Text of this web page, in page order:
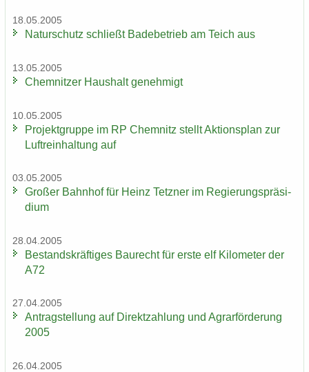
18.05.2005
Na­tur­schutz schließt Ba­de­be­trieb am Teich aus
13.05.2005
Chem­nit­zer Haus­halt ge­neh­migt
10.05.2005
Pro­jekt­grup­pe im RP Chem­nitz stellt Ak­ti­ons­plan zur
Luft­rein­hal­tung auf
03.05.2005
Gro­ßer Bahn­hof für Heinz Tetz­ner im Re­gie­rungs­prä­si­
di­um
28.04.2005
Be­stands­kräf­ti­ges Bau­recht für erste elf Ki­lo­me­ter der
A72
27.04.2005
An­trag­stel­lung auf Di­rekt­zah­lung und Agrar­för­de­rung
2005
26.04.2005